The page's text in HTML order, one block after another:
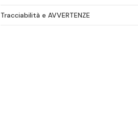
Tracciabilità e AVVERTENZE